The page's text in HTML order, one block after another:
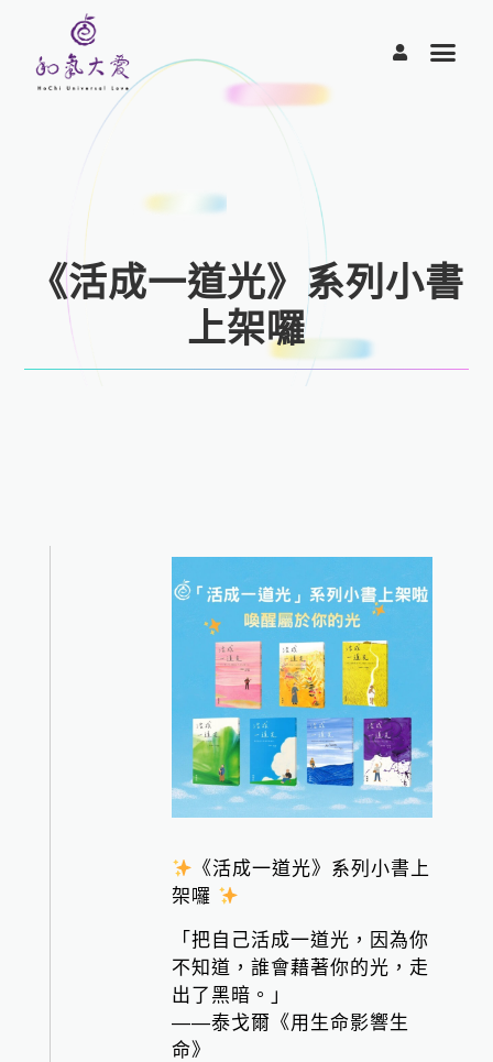
《活成一道光》系列小書
上架囉
《活成一道光》系列小書上
架囉
「把自己活成一道光，因為你
不知道，誰會藉著你的光，走
出了黑暗。」
——泰戈爾《用生命影響生
命》